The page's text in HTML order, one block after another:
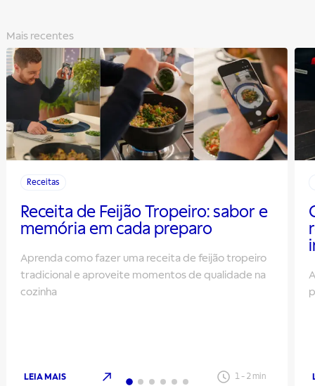
Mais recentes
Receitas
Receita de Feijão Tropeiro: sabor e
memória em cada preparo
Aprenda como fazer uma receita de feijão tropeiro
tradicional e aproveite momentos de qualidade na
cozinha
LEIA MAIS 1- 2 min